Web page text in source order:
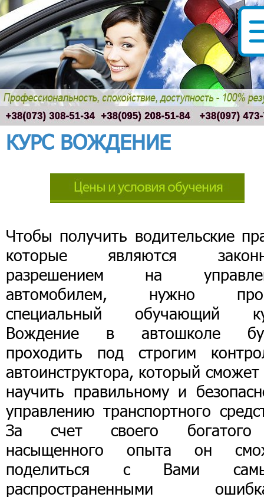
КУРС ВОЖДЕНИЕ
Чтобы получить водительские
которые являются
разрешением на
автомобилем, нужно
специальный обучающий
Вождение в автошколе
проходить под строгим
автоинструктора, который сможет
научить правильному и
управлению транспортного
За счет своего
насыщенного опыта он
поделиться с Вами
распространенными